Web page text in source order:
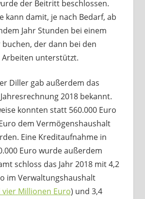
der Beitritt beschlossen.
kann damit, je nach Bedarf, ab
Jahr Stunden bei einem
der dann bei den
unterstützt.
Diller gab außerdem das
2018 bekannt.
konnten statt 560.000 Euro
dem Vermögenshaushalt
Eine Kreditaufnahme in
Euro wurde außerdem
schloss das Jahr 2018 mit 4,2
im Verwaltungshaushalt
Millionen Euro) und 3,4